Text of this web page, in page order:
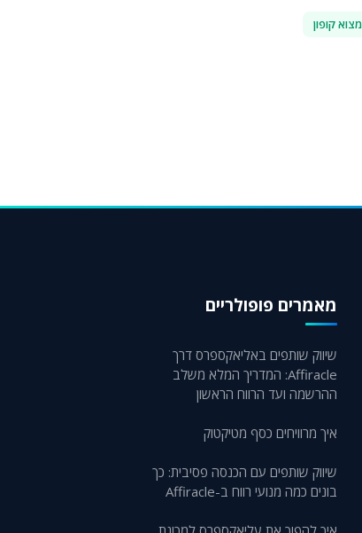
קופון
מאמרים פופולריים
שיווק שותפים באליאקספרס דרך
Affiracle: המדריך המלא משלב
ההרשמה ועד הרווח הראשון
איך מרוויחים כסף מטיקטוק
שיווק שותפים עם הכנסה פסיבית: כך
בונים כמה מנועי רווח ב-Affiracle